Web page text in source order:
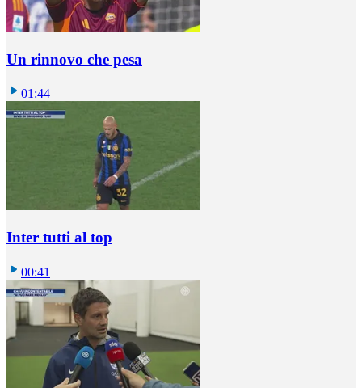
Un rinnovo che pesa
01:44
Inter tutti al top
00:41